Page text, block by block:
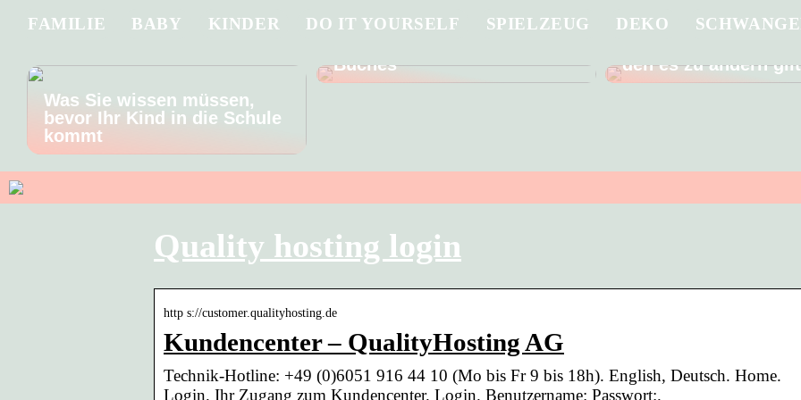
FAMILIE BABY KINDER DO IT YOURSELF SPIELZEUG DEKO
Was Sie wissen müssen,
bevor Ihr Kind in die Schule
kommt
Tauchen Sie ein in die
Buches
Männer gehen
den es zu ändern gilt
Quality hosting login
http s://customer.qualityhosting.de
Kundencenter – QualityHosting AG
Technik-Hotline: +49 (0)6051 916 44 10 (Mo bis Fr 9 bis 18h). English, Deutsch. Home.
Login. Ihr Zugang zum Kundencenter. Login. Benutzername: Passwort:.